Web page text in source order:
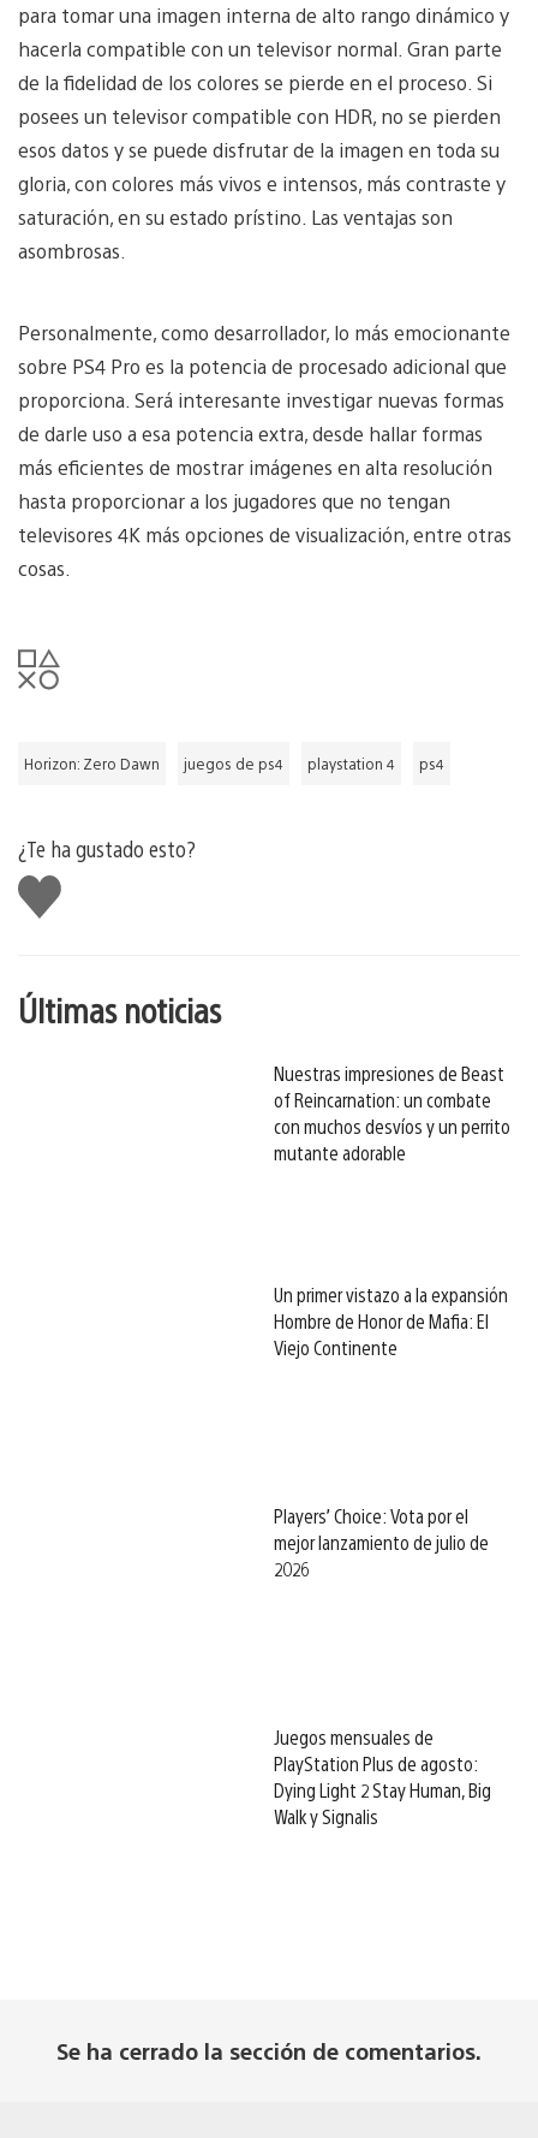
para tomar una imagen interna de alto rango dinámico y
hacerla compatible con un televisor normal. Gran parte
de la fidelidad de los colores se pierde en el proceso. Si
posees un televisor compatible con HDR, no se pierden
esos datos y se puede disfrutar de la imagen en toda su
gloria, con colores más vivos e intensos, más contraste y
saturación, en su estado prístino. Las ventajas son
asombrosas.
Personalmente, como desarrollador, lo más emocionante
sobre PS4 Pro es la potencia de procesado adicional que
proporciona. Será interesante investigar nuevas formas
de darle uso a esa potencia extra, desde hallar formas
más eficientes de mostrar imágenes en alta resolución
hasta proporcionar a los jugadores que no tengan
televisores 4K más opciones de visualización, entre otras
cosas.
Horizon: Zero Dawn juegos de ps4 playstation 4 ps4
¿Te ha gustado esto?
Me
gusta
Últimas noticias
Nuestras impresiones de Beast
of Reincarnation: un combate
con muchos desvíos y un perrito
mutante adorable
Un primer vistazo a la expansión
Hombre de Honor de Mafia: El
Viejo Continente
Players’ Choice: Vota por el
mejor lanzamiento de julio de
2026
Juegos mensuales de
PlayStation Plus de agosto:
Dying Light 2 Stay Human, Big
Walk y Signalis
Se ha cerrado la sección de comentarios.